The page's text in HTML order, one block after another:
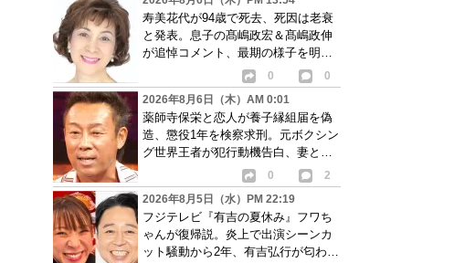
寿美花代が94歳で死去、死因は老衰
と発表。息子の髙嶋政宏＆髙嶋政伸
が追悼コメント、最期の様子を明か
0
0
2026年8月6日（木）AM 0:01
薬師寺保栄と恋人が養子縁組届を偽
造、懲役1年を検察求刑。元ボクシン
グ世界王者が犯行動機告白、妻と離
0
2
2026年8月5日（水）PM 22:19
フジテレビ『有吉の夏休み』フワち
ゃんが復帰説。炎上で出演シーンカ
ット騒動から2年、有吉弘行が匂わせ